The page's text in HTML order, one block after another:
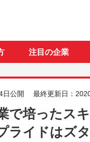
注目の企業
日公開 最終更新日：
で培ったス
ライドはズ